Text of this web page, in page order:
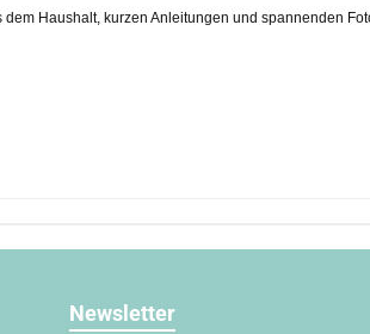
Haushalt, kurzen Anleitungen und spannenden
Newsletter